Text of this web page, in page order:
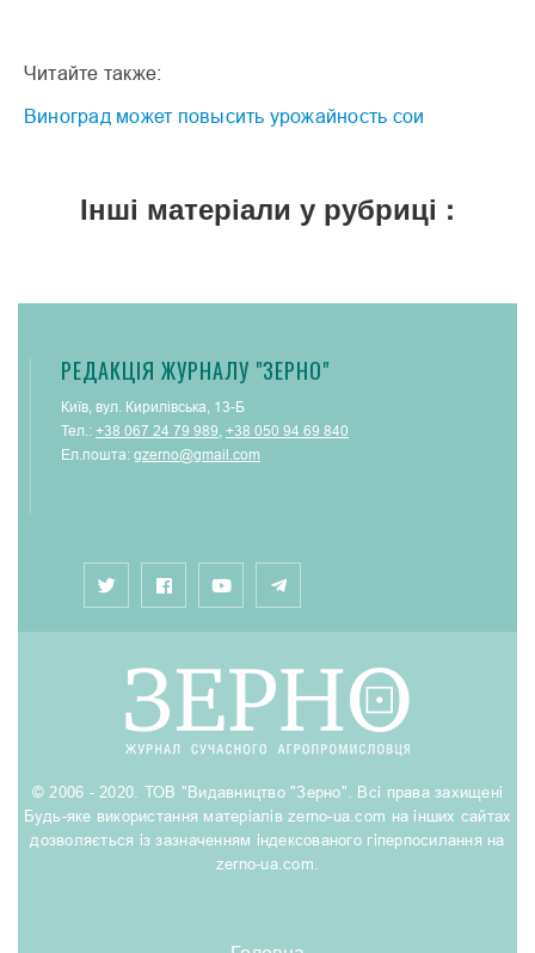
Читайте также:
Виноград может повысить урожайность сои
Інші матеріали у рубриці :
РЕДАКЦІЯ ЖУРНАЛУ "ЗЕРНО"
Київ, вул. Кирилівська, 13-Б
Тел.: +38 067 24 79 989, +38 050 94 69 840
Ел.пошта: gzerno@gmail.com
© 2006 - 2020. ТОВ "Видавництво "Зерно". Всі права захищені
Будь-яке використання матеріалів zerno-ua.com на інших сайтах
дозволяється із зазначенням індексованого гіперпосилання на
zerno-ua.com.